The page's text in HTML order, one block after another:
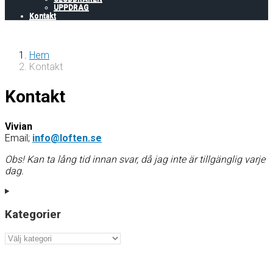
UPPDRAG
Kontakt
Hem
Kontakt
Kontakt
Vivian
Email; info@loften.se
Obs! Kan ta lång tid innan svar, då jag inte är tillgänglig varje
dag.
Kategorier
Kategorier